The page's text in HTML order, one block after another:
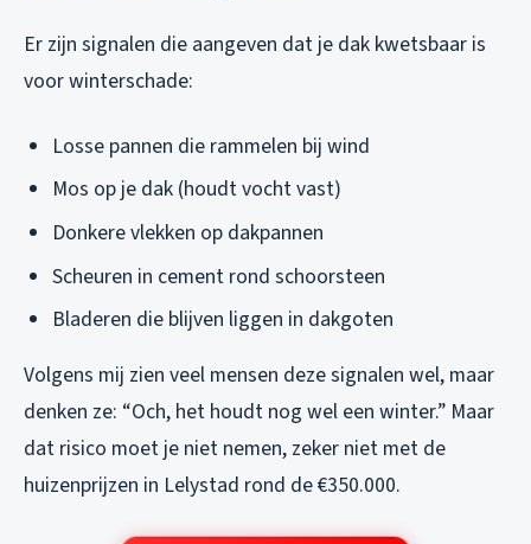
Er zijn signalen die aangeven dat je dak kwetsbaar is
voor winterschade:
Losse pannen die rammelen bij wind
Mos op je dak (houdt vocht vast)
Donkere vlekken op dakpannen
Scheuren in cement rond schoorsteen
Bladeren die blijven liggen in dakgoten
Volgens mij zien veel mensen deze signalen wel, maar
denken ze: “Och, het houdt nog wel een winter.” Maar
dat risico moet je niet nemen, zeker niet met de
huizenprijzen in Lelystad rond de €350.000.